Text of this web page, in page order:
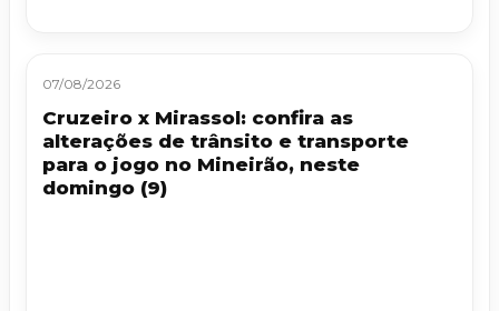
07/08/2026
Cruzeiro x Mirassol: confira as
alterações de trânsito e transporte
para o jogo no Mineirão, neste
domingo (9)